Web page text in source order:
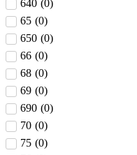
640 (0)
65 (0)
650 (0)
66 (0)
68 (0)
69 (0)
690 (0)
70 (0)
75 (0)